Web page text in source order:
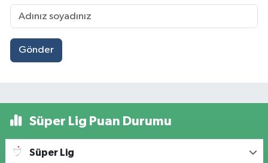
Gönder
Süper Lig Puan Durumu
Süper Lig